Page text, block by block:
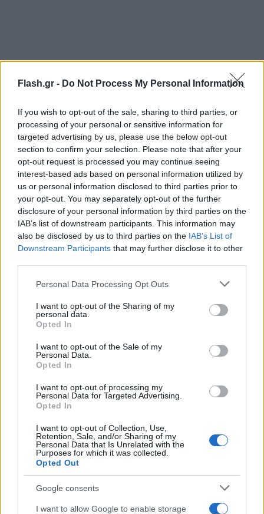
Flash.gr - Do Not Process My Personal Information
If you wish to opt-out of the sale, sharing to third parties, or
processing of your personal or sensitive information for
targeted advertising by us, please use the below opt-out
section to confirm your selection. Please note that after your
opt-out request is processed you may continue seeing
interest-based ads based on personal information utilized by
us or personal information disclosed to third parties prior to
your opt-out. You may separately opt-out of the further
disclosure of your personal information by third parties on the
IAB’s list of downstream participants. This information may
also be disclosed by us to third parties on the IAB’s List of
Downstream Participants that may further disclose it to other
Please note that this website/app uses one or more Google
not limited to your visit or usage behaviour. You may click to
grant or deny consent to Google and its third-party tags to
use your data for below specified purposes in below Google
consent section.
Personal Data Processing Opt Outs
I want to opt-out of the Sharing of my
personal data.
Opted In
I want to opt-out of the Sale of my
Personal Data.
Opted In
I want to opt-out of processing my
Personal Data for Targeted Advertising.
Opted In
I want to opt-out of Collection, Use,
Retention, Sale, and/or Sharing of my
Personal Data that Is Unrelated with the
Purposes for which it was collected.
Opted Out
Google consents
I want to allow Google to enable storage
Στη συνέχεια θα πραγματοποιήσουν επίσκεψη στο
Νοσοκομείο ΠΓΝΑ, όπου θα ενημερωθούν από τη
διοίκηση, ιατρούς και εργαζόμενους και στο Κέντρο
Πληροφόρησης στη Δαδιά, όπου θα συναντηθούν
με τον Δήμαρχο Σουφλίου, τον πρόεδρο της
Κοινότητας, στελέχη της μονάδας διαχείρισης
προστατευόμενων περιοχών Έβρου και στελέχη
της Διεύθυνσης Δασών Έβρου.
Στη συνέχεια θα μεταβούν στη Ροδόπη και θα
επισκεφθούν τις πληγείσες περιοχές από τις
πυρκαγιές.